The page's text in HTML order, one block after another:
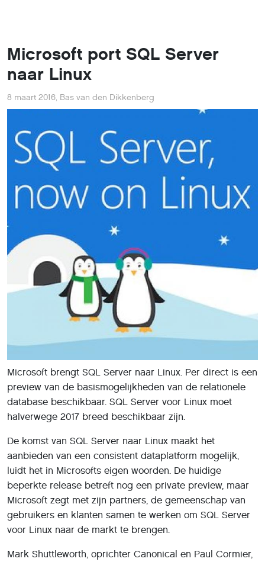
Microsoft port SQL Server
naar Linux
8 maart 2016, Bas van den Dikkenberg
Microsoft brengt SQL Server naar Linux. Per direct is een
preview van de basismogelijkheden van de relationele
database beschikbaar. SQL Server voor Linux moet
halverwege 2017 breed beschikbaar zijn.
De komst van SQL Server naar Linux maakt het
aanbieden van een consistent dataplatform mogelijk,
luidt het in Microsofts eigen woorden. De huidige
beperkte release betreft nog een private preview, maar
Microsoft zegt met zijn partners, de gemeenschap van
gebruikers en klanten samen te werken om SQL Server
voor Linux naar de markt te brengen.
Mark Shuttleworth, oprichter Canonical en Paul Cormier,